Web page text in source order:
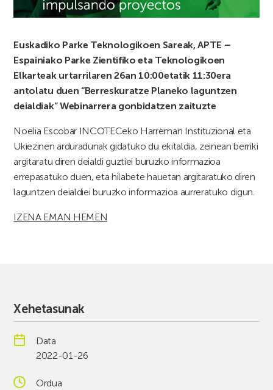
Euskadiko Parke Teknologikoen Sareak, APTE –
Espainiako Parke Zientifiko eta Teknologikoen
Elkarteak urtarrilaren 26an 10:00etatik 11:30era
antolatu duen “Berreskuratze Planeko laguntzen
deialdiak” Webinarrera gonbidatzen zaituzte
Noelia Escobar INCOTECeko Harreman Instituzional eta
Ukiezinen arduradunak gidatuko du ekitaldia, zeinean berriki
argitaratu diren deialdi guztiei buruzko informazioa
errepasatuko duen, eta hilabete hauetan argitaratuko diren
laguntzen deialdiei buruzko informazioa aurreratuko digun.
IZENA EMAN HEMEN
Xehetasunak
Data
2022-01-26
Ordua